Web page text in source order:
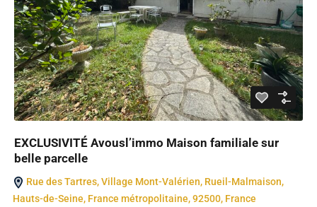
EXCLUSIVITÉ Avousl’immo Maison familiale sur
belle parcelle
Rue des Tartres, Village Mont-Valérien, Rueil-Malmaison,
Hauts-de-Seine, France métropolitaine, 92500, France